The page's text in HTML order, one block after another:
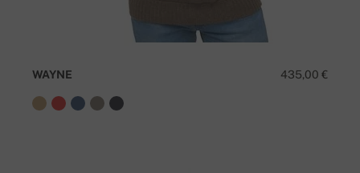
435,00 €
WAYNE